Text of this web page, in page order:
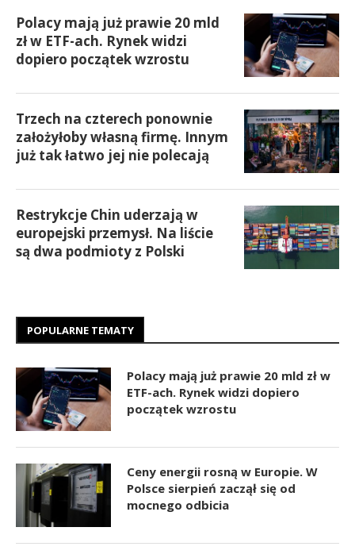
Polacy mają już prawie 20 mld
zł w ETF-ach. Rynek widzi
dopiero początek wzrostu
Trzech na czterech ponownie
założyłoby własną firmę. Innym
już tak łatwo jej nie polecają
Restrykcje Chin uderzają w
europejski przemysł. Na liście
są dwa podmioty z Polski
POPULARNE TEMATY
Polacy mają już prawie 20 mld zł w
ETF-ach. Rynek widzi dopiero
początek wzrostu
Ceny energii rosną w Europie. W
Polsce sierpień zaczął się od
mocnego odbicia